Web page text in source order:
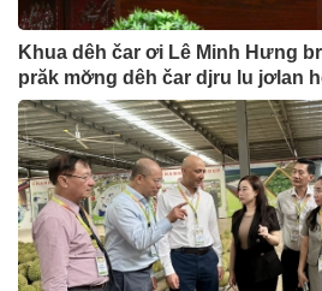
Khua dêh čar ơi Lê Minh Hưng
prăk mơ̆ng dêh čar djru lu jơlan